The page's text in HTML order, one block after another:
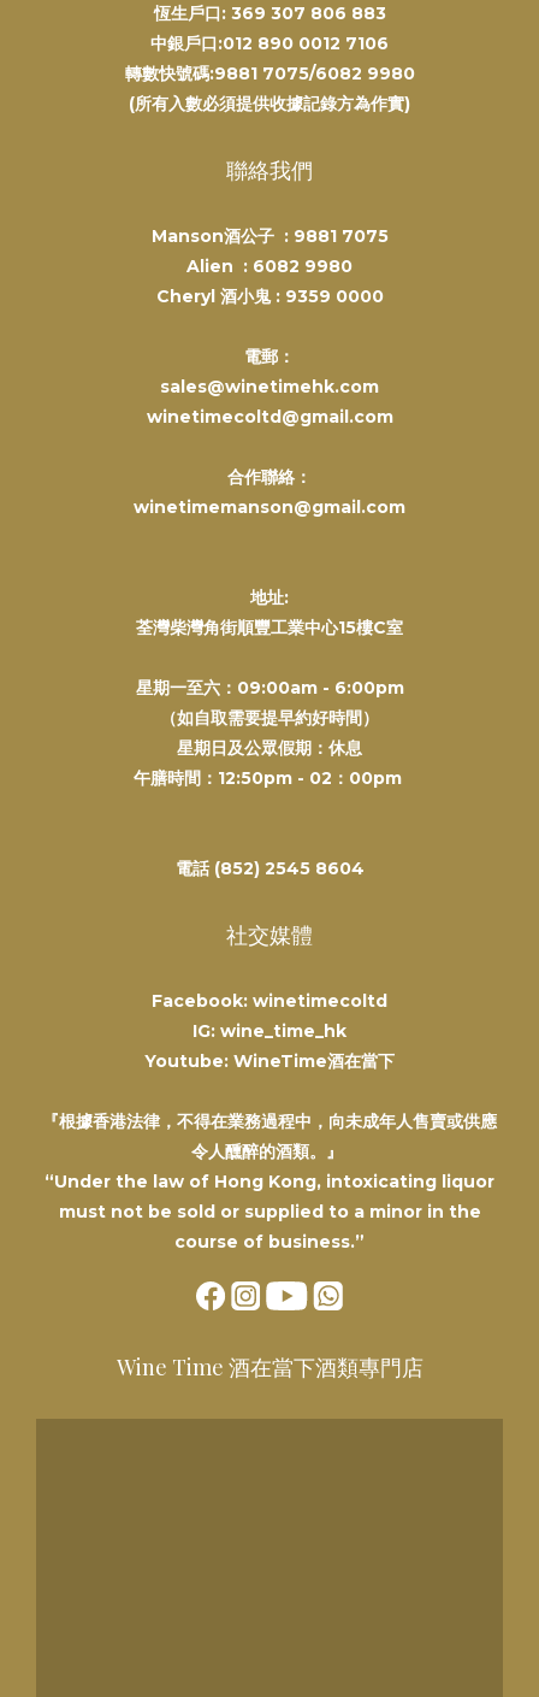
恆生戶口: 369 307 806 883
中銀戶口:012 890 0012 7106
轉數快號碼:9881 7075/6082 9980
(所有入數必須提供收據記錄方為作實)
聯絡我們
Manson酒公子 : 9881 7075
Alien : 6082 9980
Cheryl 酒小鬼 : 9359 0000
電郵：
sales@winetimehk.com
winetimecoltd@gmail.com
合作聯絡：
winetimemanson@gmail.com
地址:
荃灣柴灣角街順豐工業中心15樓C室
星期一至六：09:00am - 6:00pm
（如自取需要提早約好時間）
星期日及公眾假期：休息
午膳時間：12:50pm - 02：00pm
電話 (852) 2545 8604
社交媒體
Facebook: winetimecoltd
IG: wine_time_hk
Youtube: WineTime酒在當下
『根據香港法律，不得在業務過程中，向未成年人售賣或供應
令人醺醉的酒類。』
“Under the law of Hong Kong, intoxicating liquor
must not be sold or supplied to a minor in the
course of business.”
Wine Time 酒在當下酒類專門店